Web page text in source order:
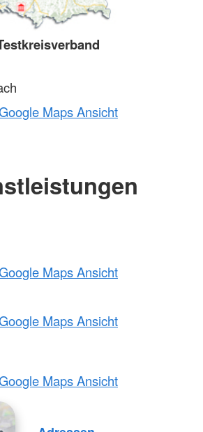
Maps Ansicht
Maps Ansicht
Maps Ansicht
Maps Ansicht